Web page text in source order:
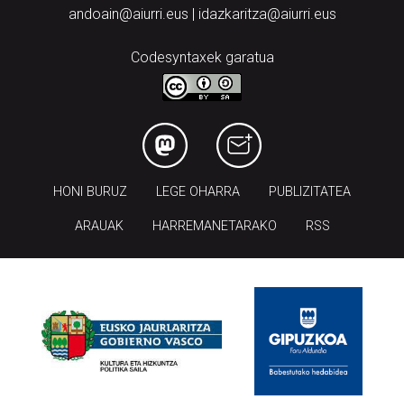
andoain@aiurri.eus | idazkaritza@aiurri.eus
Codesyntaxek garatua
HONI BURUZ LEGE OHARRA PUBLIZITATEA
ARAUAK HARREMANETARAKO RSS